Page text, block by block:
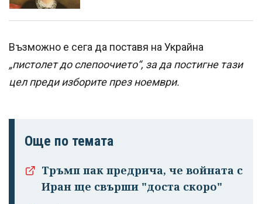
Възможно е сега да поставя на Украйна
„пистолет до слепоочието“, за да постигне тази
цел преди изборите през ноември.
Още по темата
Тръмп пак предрича, че войната с
Иран ще свърши "доста скоро"